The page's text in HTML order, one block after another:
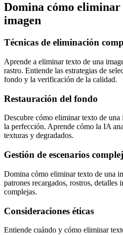
Domina cómo eliminar
imagen
Técnicas de eliminación
Aprende a eliminar texto de una
rastro. Entiende las estrategias de
fondo y la verificación de la calidad.
Restauración del fondo
Descubre cómo eliminar texto de una
la perfección. Aprende cómo la IA
texturas y degradados.
Gestión de escenarios
Domina cómo eliminar texto de una
patrones recargados, rostros, detalles
complejas.
Consideraciones éticas
Entiende cuándo y cómo eliminar